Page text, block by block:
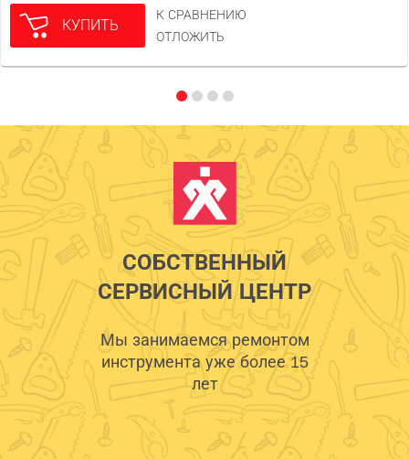
КУПИТЬ
К СРАВНЕНИЮ
ОТЛОЖИТЬ
СОБСТВЕННЫЙ
СЕРВИСНЫЙ ЦЕНТР
Мы занимаемся ремонтом
инструмента уже более 15
лет